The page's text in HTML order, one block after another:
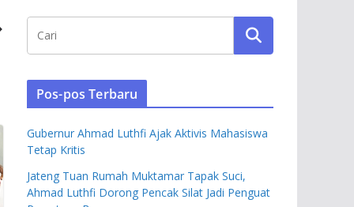
Pos-pos Terbaru
Gubernur Ahmad Luthfi Ajak Aktivis Mahasiswa
Tetap Kritis
Jateng Tuan Rumah Muktamar Tapak Suci,
Ahmad Luthfi Dorong Pencak Silat Jadi Penguat